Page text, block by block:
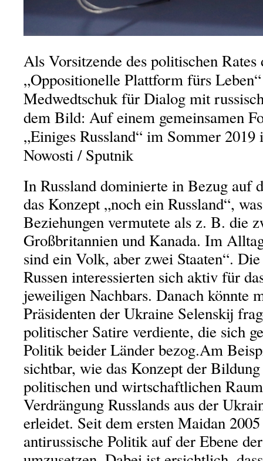
Als Vorsitzende des politischen Rates
„Oppositionelle Plattform fürs
Medwedtschuk für Dialog mit
dem Bild: Auf einem gemeinsamen
„Einiges Russland“ im Sommer
Nowosti/ Sputnik
In Russland dominierte in Bezug auf
das Konzept „noch ein Russland“,
Beziehungen vermutete als z. B. die
Großbritannien und Kanada. Im
sind ein Volk, aber zwei Staaten“.
Russen interessierten sich aktiv für
jeweiligen Nachbars. Danach könnte
Präsidenten der Ukraine Selenskij
politischer Satire verdiente, die sich
Politik beider Länder bezog.Am
sichtbar, wie das Konzept der
politischen und wirtschaftlichen
Verdrängung Russlands aus der
erleidet. Seit dem ersten Maidan
antirussische Politik auf der Ebene